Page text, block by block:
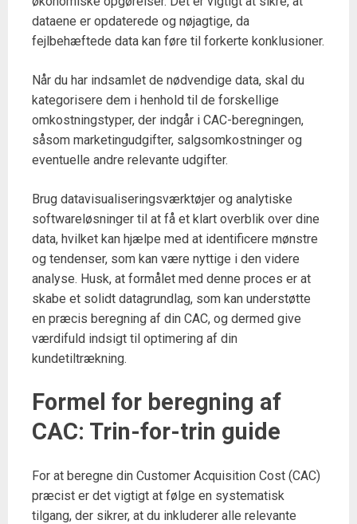
dataene er opdaterede og nøjagtige, da
fejlbehæftede data kan føre til forkerte konklusioner.
Når du har indsamlet de nødvendige data, skal du
kategorisere dem i henhold til de forskellige
omkostningstyper, der indgår i CAC-beregningen,
såsom marketingudgifter, salgsomkostninger og
eventuelle andre relevante udgifter.
Brug datavisualiseringsværktøjer og analytiske
softwareløsninger til at få et klart overblik over dine
data, hvilket kan hjælpe med at identificere mønstre
og tendenser, som kan være nyttige i den videre
analyse. Husk, at formålet med denne proces er at
skabe et solidt datagrundlag, som kan understøtte
en præcis beregning af din CAC, og dermed give
værdifuld indsigt til optimering af din
kundetiltrækning.
Formel for beregning af
CAC: Trin-for-trin guide
For at beregne din Customer Acquisition Cost (CAC)
præcist er det vigtigt at følge en systematisk
tilgang, der sikrer, at du inkluderer alle relevante